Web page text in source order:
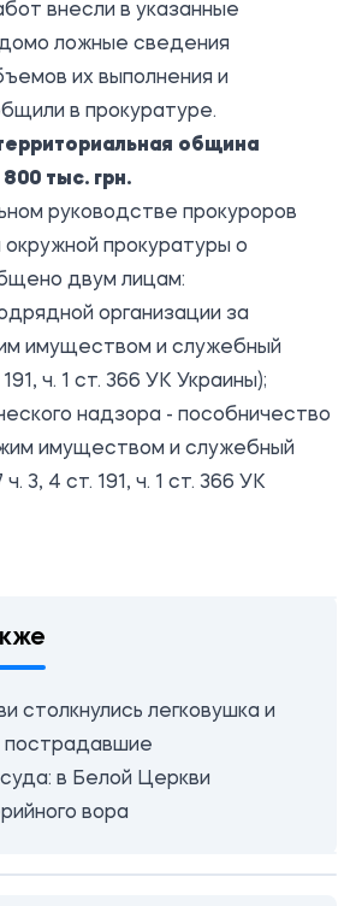
внесли в указанные
ложные сведения
их выполнения и
в прокуратуре.
община
тыс. грн.
руководстве прокуроров
прокуратуры о
двум лицам:
организации за
имуществом и служебный
ч. 1 ст. 366 УК Украины);
надзора - пособничество
имуществом и служебный
3, 4 ст. 191, ч. 1 ст. 366 УК
столкнулись легковушка и
пострадавшие
в Белой Церкви
вора